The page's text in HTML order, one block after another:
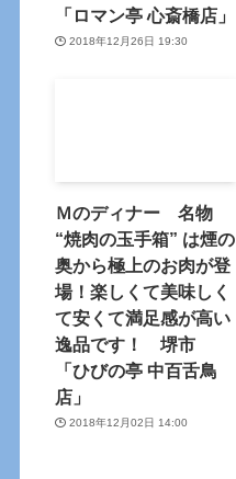
「ロマン亭 心斎橋店」
2018年12月26日 19:30
Ｍのディナー 名物
“焼肉の玉手箱” は煙の
奥から極上のお肉が登
場！楽しくて美味しく
て安くて満足感が高い
逸品です！ 堺市
「ひびの亭 中百舌鳥
店」
2018年12月02日 14:00